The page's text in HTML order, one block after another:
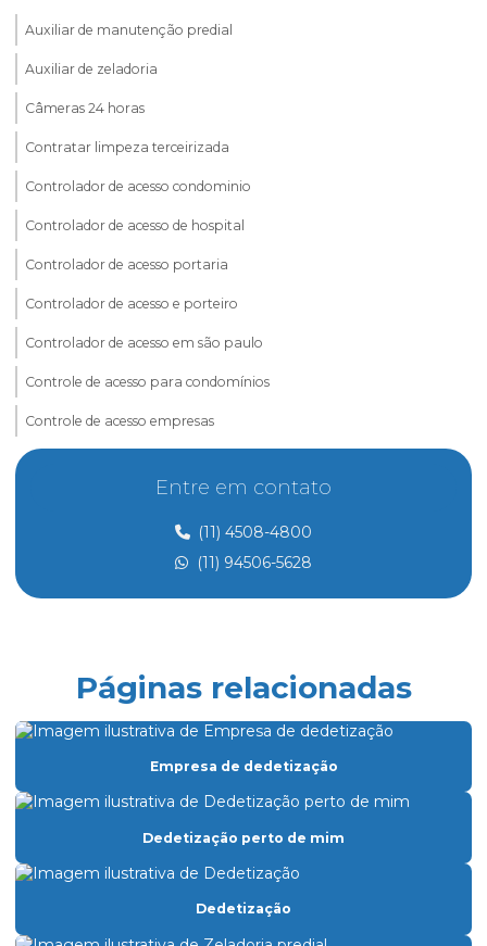
Auxiliar de manutenção predial
Auxiliar de zeladoria
Câmeras 24 horas
Contratar limpeza terceirizada
Controlador de acesso condominio
Controlador de acesso de hospital
Controlador de acesso portaria
Controlador de acesso e porteiro
Controlador de acesso em são paulo
Controle de acesso para condomínios
Controle de acesso empresas
Controle de acesso e portaria
Controle de acesso preço
Controle de acesso de prestadores de serviço
Eletricista de manutenção predial
Empresa de dedetização
Empresa especializada em limpeza
Empresa especializada em limpeza de vidros
Entre em contato
(11) 4508-4800
(11) 94506-5628
Páginas relacionadas
Empresa de dedetização
Dedetização perto de mim
Dedetização